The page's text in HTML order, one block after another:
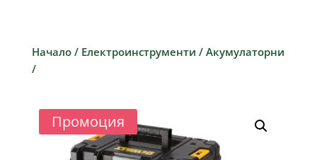
Начало/ Електроинструменти / Акумулаторни
/
Промоция